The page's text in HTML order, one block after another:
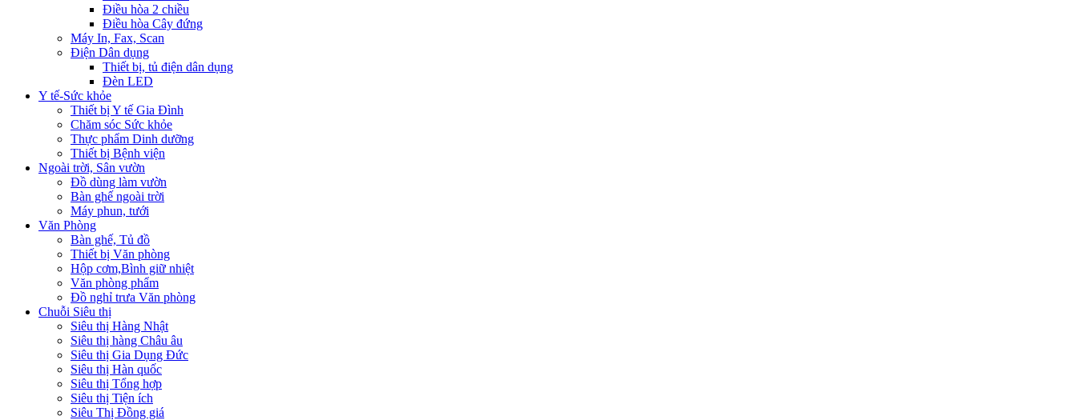
Điều hòa 2 chiều
Điều hòa Cây đứng
Máy In, Fax, Scan
Điện Dân dụng
Thiết bị, tủ điện dân dụng
Đèn LED
Y tế-Sức khỏe
Thiết bị Y tế Gia Đình
Chăm sóc Sức khỏe
Thực phẩm Dinh dưỡng
Thiết bị Bệnh viện
Ngoài trời, Sân vườn
Đồ dùng làm vườn
Bàn ghế ngoài trời
Máy phun, tưới
Văn Phòng
Bàn ghế, Tủ đồ
Thiết bị Văn phòng
Hộp cơm,Bình giữ nhiệt
Văn phòng phẩm
Đồ nghỉ trưa Văn phòng
Chuỗi Siêu thị
Siêu thị Hàng Nhật
Siêu thị hàng Châu âu
Siêu thị Gia Dụng Đức
Siêu thị Hàn quốc
Siêu thị Tổng hợp
Siêu thị Tiện ích
Siêu Thị Đồng giá